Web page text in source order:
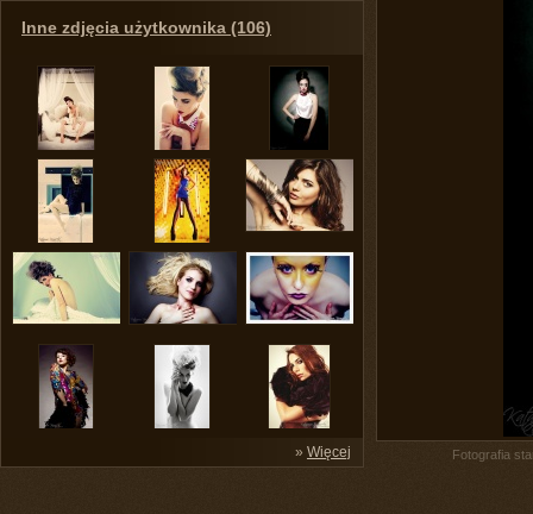
Inne zdjęcia użytkownika (106)
» Więcej Fotografia